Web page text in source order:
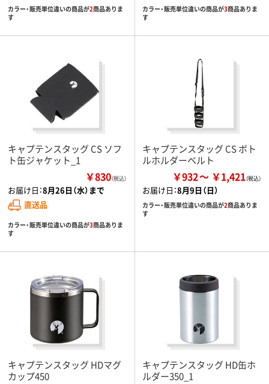
カラー・販売単位違いの商品が2商品ありま
す
カラー・販売単位違いの商品が3商品ありま
す
キャプテンスタッグ CS ソフ
ト缶ジャケット_1
￥830（税込）
お届け日：8月26日（水）まで
直送品
カラー・販売単位違いの商品が3商品ありま
す
キャプテンスタッグ CS ボト
ルホルダーベルト
￥932 ￥1,421
お届け日：8月9日（日）
カラー・販売単位違いの商品が2商品ありま
す
キャプテンスタッグ HDマグ
カップ450
キャプテンスタッグ HD缶ホ
ルダー350_1